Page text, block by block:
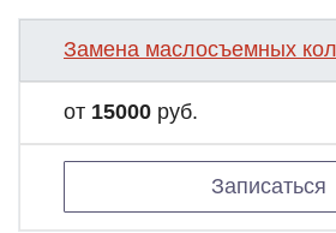
Замена маслосъемных
от 15000 руб.
Записаться